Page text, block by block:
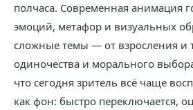
полчаса. Современная анимация
эмоций, метафор и визуальных
сложные темы — от взросления и
одиночества и морального
что сегодня зритель всё чаще
как фон: быстро переключается,